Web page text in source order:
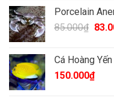
Porcelain
85.000₫ Giá
Cá Hoàng
150.000₫